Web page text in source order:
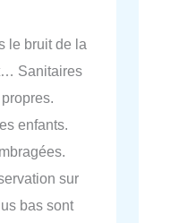
le bruit de la
Sanitaires
enfants.
sur
bas sont